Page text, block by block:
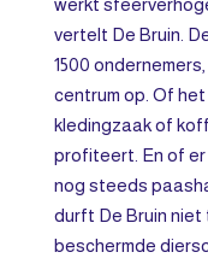
werkt
vertelt De Bruin.
1500
centrum op. Of het
kledingzaak of
profiteert. En of
nog steeds
durft De Bruin niet
beschermde